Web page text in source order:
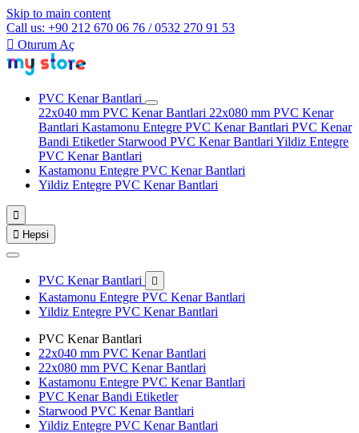
Skip to main content
Call us: +90 212 670 06 76 / 0532 270 91 53
 Oturum Aç
PVC Kenar Bantlari
22x040 mm PVC Kenar Bantlari 22x080 mm PVC Kenar
Bantlari Kastamonu Entegre PVC Kenar Bantlari PVC Kenar
Bandi Etiketler Starwood PVC Kenar Bantlari Yildiz Entegre
PVC Kenar Bantlari
Kastamonu Entegre PVC Kenar Bantlari
Yildiz Entegre PVC Kenar Bantlari

 Hepsi
PVC Kenar Bantlari 
Kastamonu Entegre PVC Kenar Bantlari
Yildiz Entegre PVC Kenar Bantlari
PVC Kenar Bantlari
22x040 mm PVC Kenar Bantlari
22x080 mm PVC Kenar Bantlari
Kastamonu Entegre PVC Kenar Bantlari
PVC Kenar Bandi Etiketler
Starwood PVC Kenar Bantlari
Yildiz Entegre PVC Kenar Bantlari